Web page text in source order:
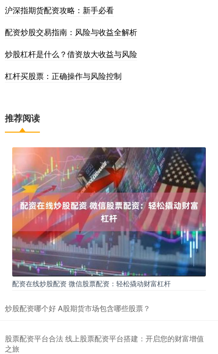
沪深指期货配资攻略：新手必看
配资炒股交易指南：风险与收益全解析
炒股杠杆是什么？借资放大收益与风险
杠杆买股票：正确操作与风险控制
推荐阅读
配资在线炒股配资 微信股票配资：轻松撬动财富杠杆
炒股配资哪个好 A股期货市场包含哪些股票？
股票配资平台合法 线上股票配资平台搭建：开启您的财富增值
之旅